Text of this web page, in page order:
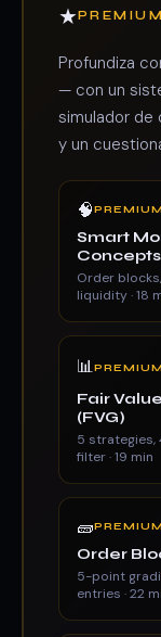
★
Profundiza
— con un
simulador de
y un
🧠
Smart
Concepts
Order
liquidity · 18
📊
Fair
(FVG)
5 strategies,
filter · 19 min
🧱
Order
5-point
entries · 22